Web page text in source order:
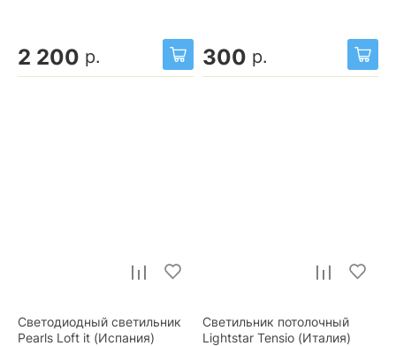
2 200 р. 300 р.
Светодиодный светильник
Pearls Loft it (Испания)
Светильник потолочный
Lightstar Tensio (Италия)